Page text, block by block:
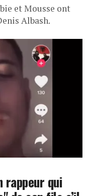
et Mousse ont
Albash.
rappeur qui